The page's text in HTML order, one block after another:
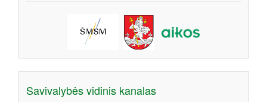
Savivalybės vidinis kanalas